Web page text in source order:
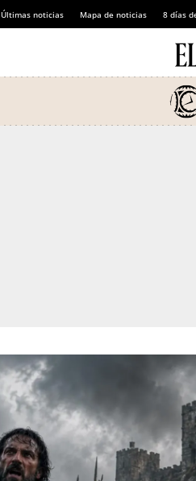
Últimas noticias Mapa de noticias 8 días